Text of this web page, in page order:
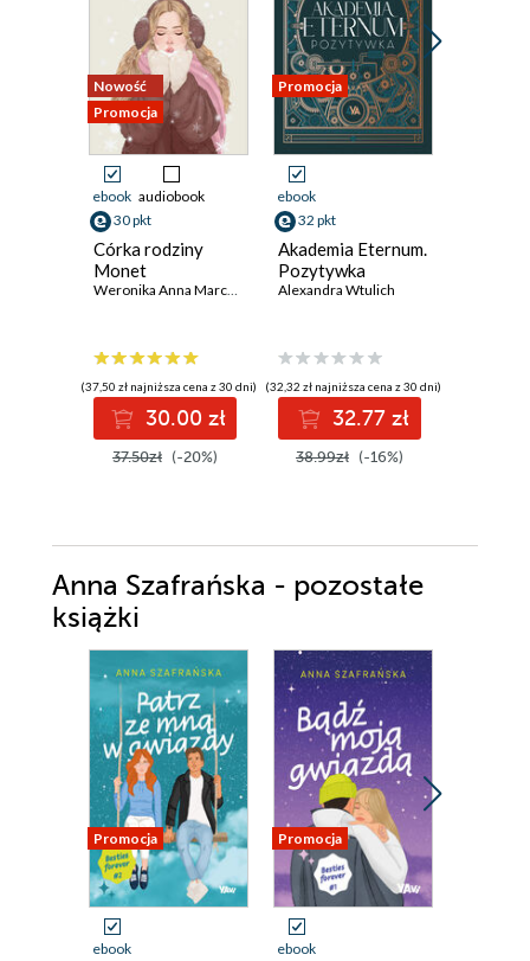
Nowość
Promocja
ebook audiobook
30 pkt
Córka rodziny
Monet
Weronika Anna Marczak
(37,50 zł najniższa cena z 30 dni)
30.00 zł
37.50zł (-20%)
Promocja
ebook
32 pkt
Akademia Eternum.
Pozytywka
Alexandra Wtulich
(32,32 zł najniższa cena z 30 dni)
32.77 zł
38.99zł (-16%)
Anna Szafrańska - pozostałe
książki
Promocja
ebook
Promocja
ebook